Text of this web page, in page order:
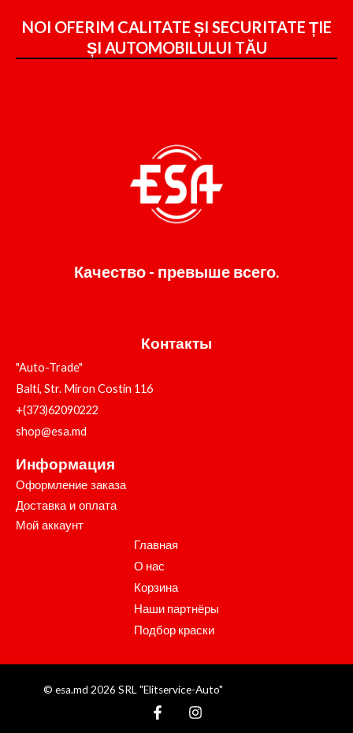
NOI OFERIM CALITATE ȘI SECURITATE ȚIE
ȘI AUTOMOBILULUI TĂU
Качество - превыше всего.
Контакты
"Auto-Trade"
Balti, Str. Miron Costin 116
+(373)62090222
shop@esa.md
Информация
Оформление заказа
Доставка и оплата
Мой аккаунт
Главная
О нас
Корзина
Наши партнёры
Подбор краски
© esa.md 2026 SRL "Elitservice-Auto"